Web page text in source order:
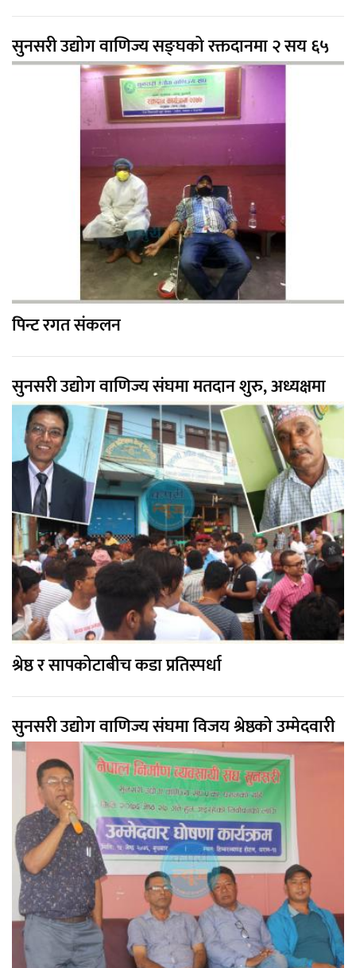
सुनसरी उद्योग वाणिज्य सङ्घको रक्तदानमा २ सय ६५
पिन्ट रगत संकलन
सुनसरी उद्योग वाणिज्य संघमा मतदान शुरु, अध्यक्षमा
श्रेष्ठ र सापकोटाबीच कडा प्रतिस्पर्धा
सुनसरी उद्योग वाणिज्य संघमा विजय श्रेष्ठको उम्मेदवारी